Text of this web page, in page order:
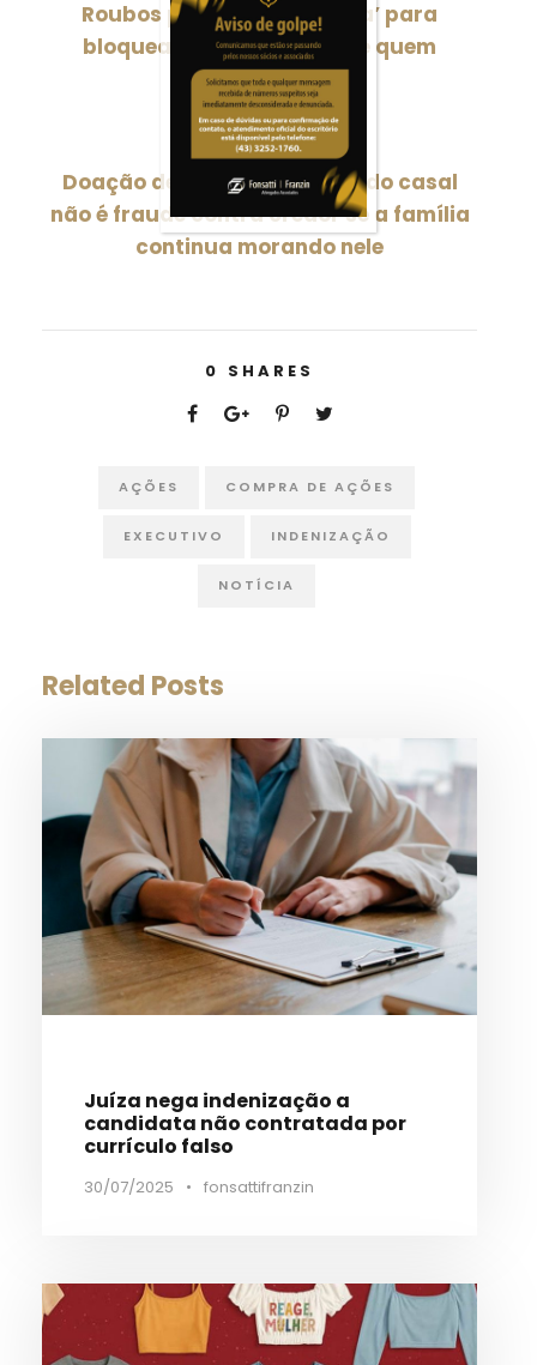
Roubos promovem ‘corrida’ para
bloquear Pix; saiba como e quem
notificar
NEXT POST
Doação de imóvel aos filhos do casal
não é fraude contra credor se a família
continua morando nele
0 SHARES
AÇÕES COMPRA DE AÇÕES
EXECUTIVO INDENIZAÇÃO
NOTÍCIA
Related Posts
Juíza nega indenização a
candidata não contratada por
currículo falso
30/07/2025 • fonsattifranzin